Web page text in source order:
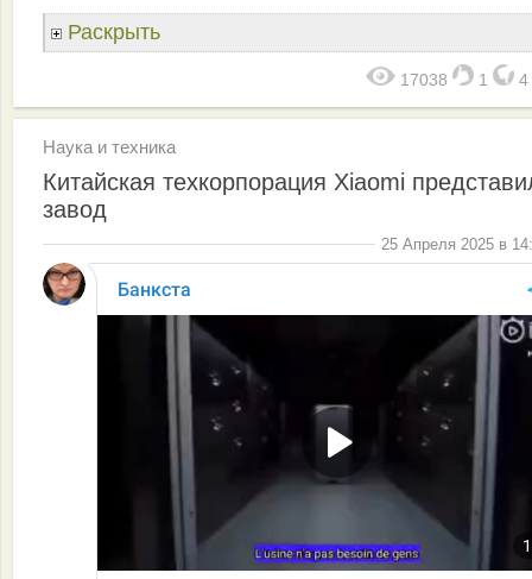
Раскрыть
17038 1 4
Наука и техника
Китайская техкорпорация Xiaomi
завод
25 Апреля 2025 в